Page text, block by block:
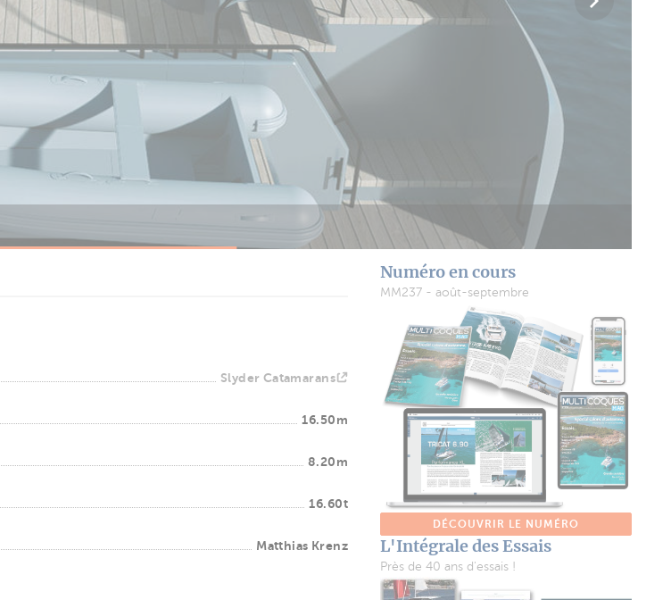
Slyder Catamarans
16.50m
8.20m
16.60t
Matthias Krenz
Numéro en cours
MM237 - août-septembre
DÉCOUVRIR LE NUMÉRO
L'Intégrale des Essais
Près de 40 ans d'essais !